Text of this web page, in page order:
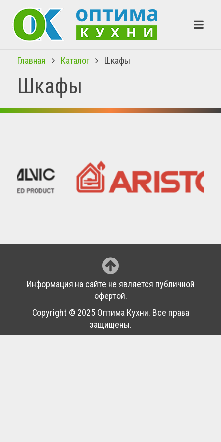
Главная Каталог Шкафы
Шкафы
Информация на сайте не является публичной
офертой.
Copyright © 2025 Оптима Кухни. Все права
защищены.